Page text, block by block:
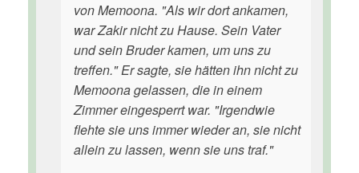
von Memoona. "Als wir dort ankamen,
war Zakir nicht zu Hause. Sein Vater
und sein Bruder kamen, um uns zu
treffen." Er sagte, sie hätten ihn nicht zu
Memoona gelassen, die in einem
Zimmer eingesperrt war. "Irgendwie
flehte sie uns immer wieder an, sie nicht
allein zu lassen, wenn sie uns traf."